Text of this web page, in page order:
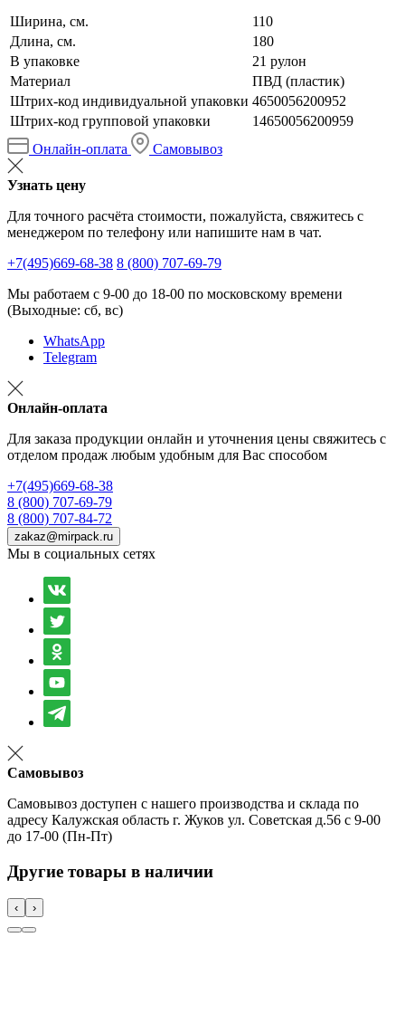
Ширина, см.
110
Длина, см.
180
В упаковке
21 рулон
Материал
ПВД (пластик)
Штрих-код индивидуальной упаковки 4650056200952
Штрих-код групповой упаковки
14650056200959
Онлайн-оплата
Самовывоз
Узнать цену
Для точного расчёта стоимости, пожалуйста, свяжитесь с
менеджером по телефону или напишите нам в чат.
+7(495)669-68-38 8 (800) 707-69-79
Мы работаем с 9-00 до 18-00 по московскому времени
(Выходные: сб, вс)
WhatsApp
Telegram
Онлайн-оплата
Для заказа продукции онлайн и уточнения цены свяжитесь с
отделом продаж любым удобным для Вас способом
+7(495)669-68-38
8 (800) 707-69-79
8 (800) 707-84-72
zakaz@mirpack.ru
Мы в социальных сетях
Самовывоз
Самовывоз доступен с нашего производства и склада по
адресу Калужская область г. Жуков ул. Советская д.56 с 9-00
до 17-00 (Пн-Пт)
Другие товары в наличии
‹ ›